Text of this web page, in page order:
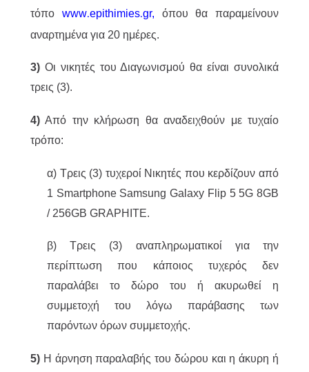
τόπο www.epithimies.gr, όπου θα παραμείνουν
αναρτημένα για 20 ημέρες.
3) Οι νικητές του Διαγωνισμού θα είναι συνολικά
τρεις (3).
4) Από την κλήρωση θα αναδειχθούν με τυχαίο
τρόπο:
α) Τρεις (3) τυχεροί Νικητές που κερδίζουν από
1 Smartphone Samsung Galaxy Flip 5 5G 8GB
/ 256GB GRAPHITE.
β) Τρεις (3) αναπληρωματικοί για την
περίπτωση που κάποιος τυχερός δεν
παραλάβει το δώρο του ή ακυρωθεί η
συμμετοχή του λόγω παράβασης των
παρόντων όρων συμμετοχής.
5) Η άρνηση παραλαβής του δώρου και η άκυρη ή